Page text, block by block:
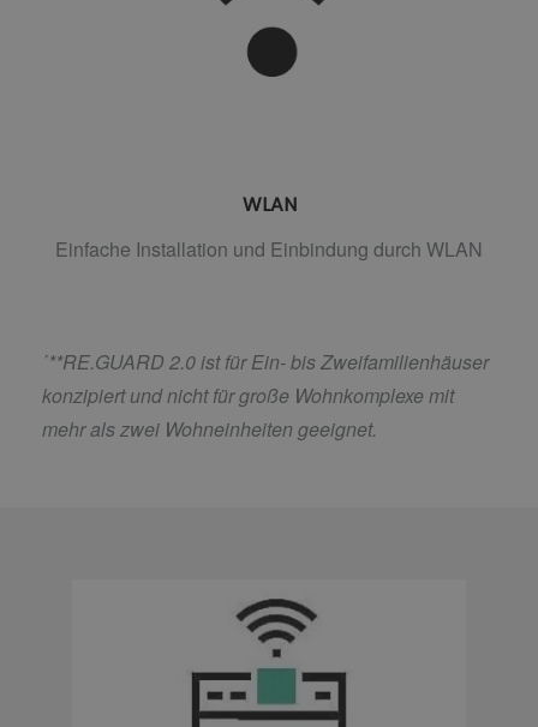
WLAN
Einfache Installation und Einbindung durch WLAN
´**RE.GUARD 2.0 ist für Ein- bis Zweifamilienhäuser
konzipiert und nicht für große Wohnkomplexe mit
mehr als zwei Wohneinheiten geeignet.